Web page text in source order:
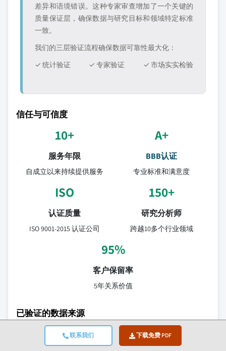
联系我们 下载免费 PDF
差异和语境错误。这种专家审查增加了一个关键的
质量保证层，确保数据与研究目标和领域特定标准
一致。
我们的三层验证流程确保数据可靠性最大化：
✓ 统计验证
✓ 专家验证 ✓ 市场实实检验
信任与可信度
10+
服务年限
自成立以来持续提供服务
A+
BBB认证
专业标准和满意度
ISO
认证质量
ISO 9001-2015 认证公司
150+
研究分析师
跨越10多个行业领域
95%
客户保留率
5年关系价值
已验证的数据来源